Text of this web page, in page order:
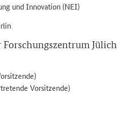
und In­no­va­ti­on (NEI)
Jü­lich
Vor­sit­zen­de)